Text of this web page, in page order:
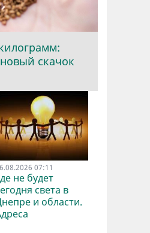
скачок
07:11
не будет
света в
и области.